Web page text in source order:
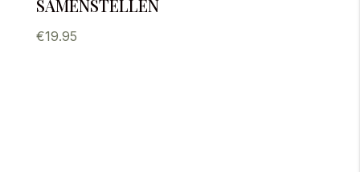
€19.95